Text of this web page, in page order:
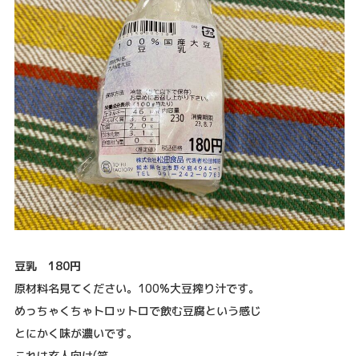
豆乳 180円
原材料名見てください。100%大豆搾り汁です。
めっちゃくちゃトロットロで飲む豆腐という感じ
とにかく味が濃いです。